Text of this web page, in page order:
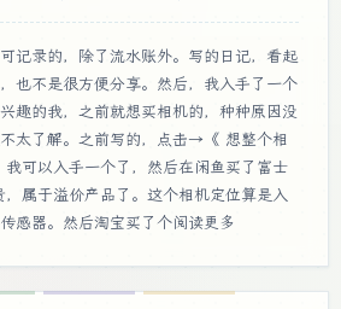
记录的，除了流水账外。写的日记，看起
也不是很方便分享。然后，我入手了一个
趣的我，之前就想买相机的，种种原因没
太了解。之前写的，点击→《 想整个相
可以入手一个了，然后在闲鱼买了富士
属于溢价产品了。这个相机定位算是入
感器。然后淘宝买了个阅读更多